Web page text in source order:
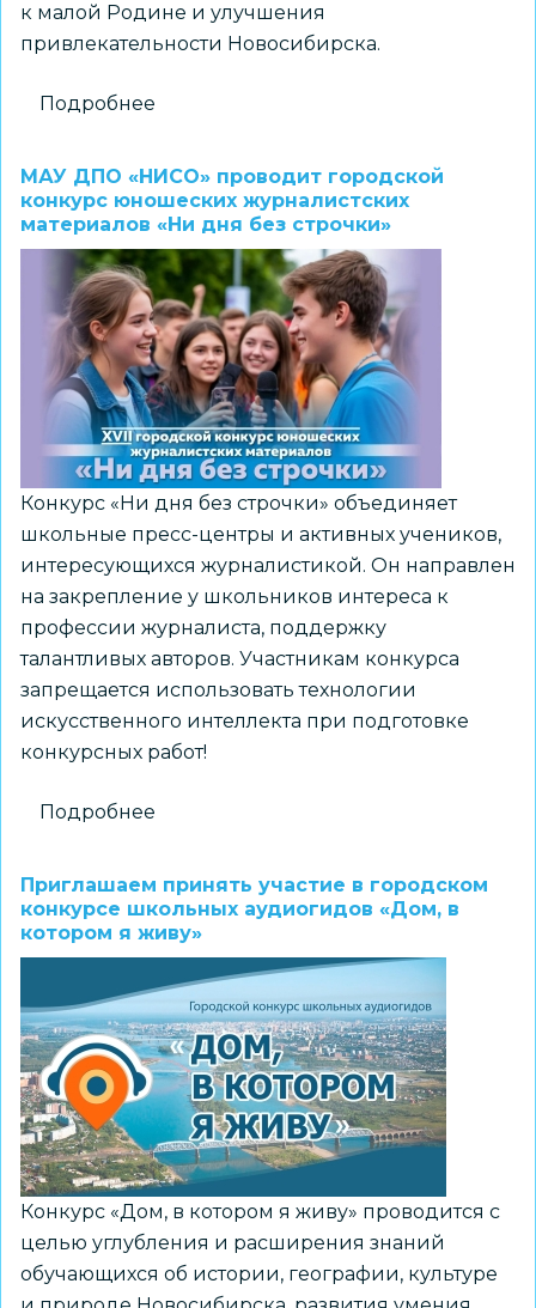
к малой Родине и улучшения
привлекательности Новосибирска.
Подробнее
ДПО
«НИСО»
организует
открытый
городской
фестиваль
медиатворчества
МАУ ДПО «НИСО» проводит городской
конкурс юношеских журналистских
материалов «Ни дня без строчки»
Конкурс «Ни дня без строчки» объединяет
школьные пресс-центры и активных учеников,
интересующихся журналистикой. Он направлен
на закрепление у школьников интереса к
профессии журналиста, поддержку
талантливых авторов. Участникам конкурса
запрещается использовать технологии
искусственного интеллекта при подготовке
конкурсных работ!
Подробнее
«НИСО»
проводит
городской
конкурс
юношеских
журналистских
материалов
«Ни
дня
без
строчки»
Приглашаем принять участие в городском
конкурсе школьных аудиогидов «Дом, в
котором я живу»
Конкурс «Дом, в котором я живу» проводится с
целью углубления и расширения знаний
обучающихся об истории, географии, культуре